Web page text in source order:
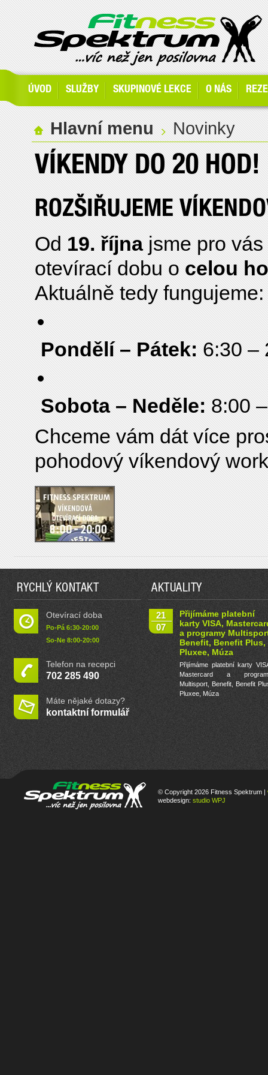
ÚVOD SLUŽBY SKUPINOVÉ LEKCE O NÁS
Hlavní menu Novinky
VÍKENDY DO 20 HOD!
ROZŠIŘUJEME
Od 19. říjnajsme pro vás
otevírací dobu o celou
Aktuálně tedy fungujeme:
Pondělí – Pátek: 6:30 –
Sobota – Neděle: 8:00
Chceme vám dát více
pohodový víkendový
RYCHLÝ KONTAKT
Otevírací doba
Po-Pá 6:30-20:00
So-Ne 8:00-20:00
Telefon na recepci
702 285 490
Máte nějaké dotazy?
kontaktní formulář
AKTUALITY
21
07
Přijímáme platební
karty VISA,
a programy
Benefit, Benefit Plus,
Pluxee, Múza
Přijímáme platební karty
Mastercard a
Multisport, Benefit, Benefit
Pluxee, Múza
© Copyright 2026 Fitness Spektrum |
webdesign: studio WPJ